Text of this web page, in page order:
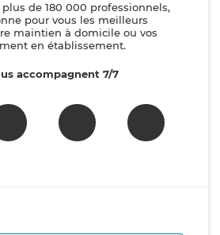
de 180 000 professionnels,
pour vous les meilleurs
maintien à domicile ou vos
en établissement.
accompagnent 7/7